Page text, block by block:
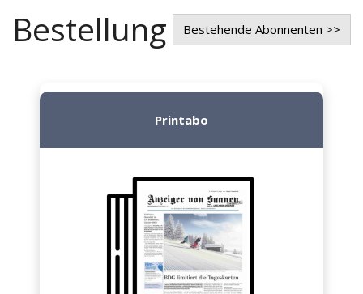
Bestellung Bestehende Abonnenten >>
Printabo